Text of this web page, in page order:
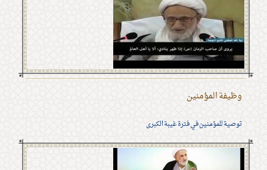
وظيفة المؤمنين
توصية للمؤمنين في فترة غيبة الكبرى